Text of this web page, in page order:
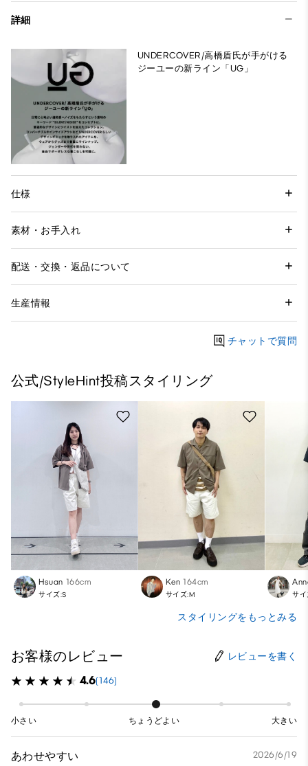
詳細
UNDERCOVER/高橋盾氏が手がける
ジーユーの新ライン「UG」
仕様
素材・お手入れ
配送・交換・返品について
生産情報
チャットで質問
公式/StyleHint投稿スタイリング
Hsuan 166cm
サイズ:S
Ken 164cm
サイズ:M サイ
スタイリングをもっとみる
お客様のレビュー レビューを書く
4.6(146)
小さい ちょうどよい 大きい
あわせやすい 2026/6/19